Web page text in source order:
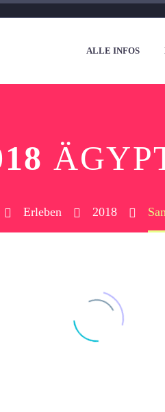
ALLE INFOS
Erleben 2018